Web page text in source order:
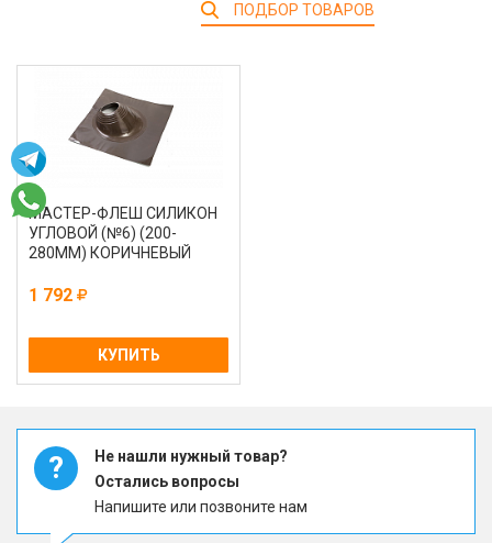
ПОДБОР ТОВАРОВ
МАСТЕР-ФЛЕШ СИЛИКОН
УГЛОВОЙ (№6) (200-
280ММ) КОРИЧНЕВЫЙ
1 792
КУПИТЬ
?
Не нашли нужный товар?
Остались вопросы
Напишите или позвоните нам